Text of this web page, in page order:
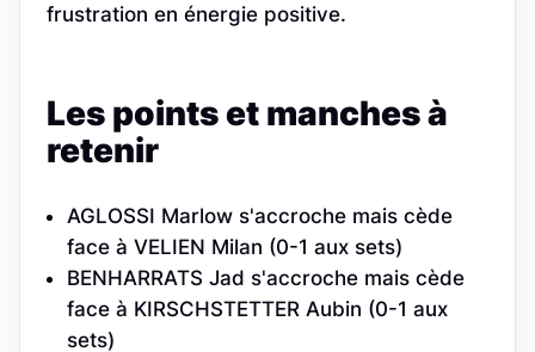
frustration en énergie positive.
Les points et manches à
retenir
AGLOSSI Marlow s'accroche mais cède
face à VELIEN Milan (0-1 aux sets)
BENHARRATS Jad s'accroche mais cède
face à KIRSCHSTETTER Aubin (0-1 aux
sets)